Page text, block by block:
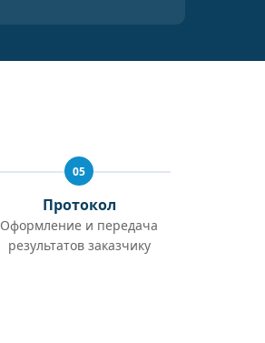
05
Протокол
Оформление и передача
результатов заказчику